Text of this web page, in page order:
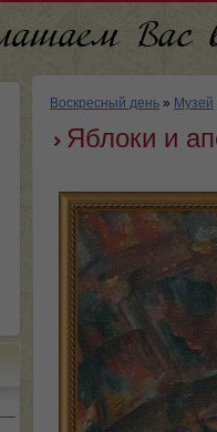
Воскресный день » Музей
Яблоки и